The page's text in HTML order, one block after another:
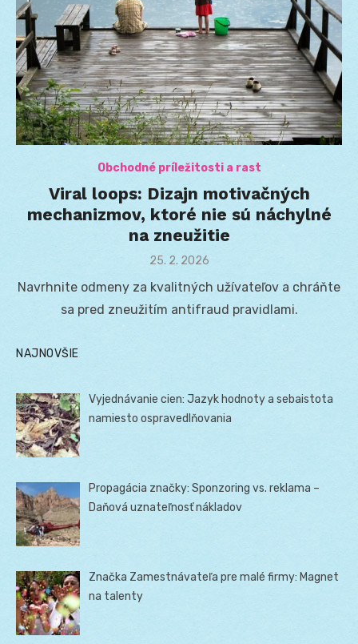
Obchodné príležitosti a rast
Viral loops: Dizajn motivačných
mechanizmov, ktoré nie sú náchylné
na zneužitie
Posted
25. 2. 2026
Navrhnite odmeny za kvalitných užívateľov a chráňte
sa pred zneužitím antifraud pravidlami.
NAJNOVŠIE
Vyjednávanie cien: Jazyk hodnoty a sebaistota
namiesto ospravedlňovania
Propagácia značky: Sponzoring vs. reklama –
Daňová uznateľnosť nákladov
Značka Zamestnávateľa pre malé firmy: Magnet
na talenty